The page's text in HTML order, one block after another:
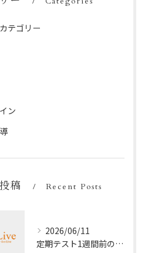
テゴリー
ン
稿 Recent Posts
2026/06/11
定期テスト1週間前の効率暗記法